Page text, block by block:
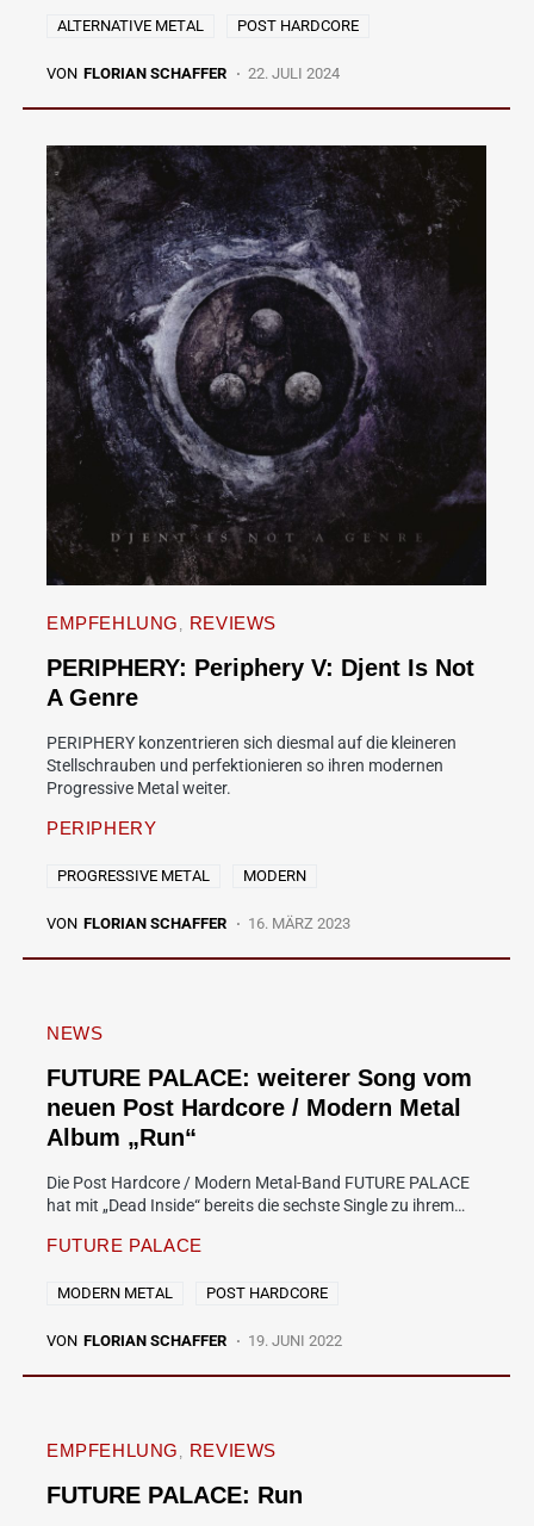
ALTERNATIVE METAL POST HARDCORE
VON FLORIAN SCHAFFER 22. JULI 2024
EMPFEHLUNG REVIEWS
PERIPHERY: Periphery V: Djent Is Not
A Genre
PERIPHERY konzentrieren sich diesmal auf die kleineren
Stellschrauben und perfektionieren so ihren modernen
Progressive Metal weiter.
PERIPHERY
PROGRESSIVE METAL MODERN
VON FLORIAN SCHAFFER 16. MÄRZ 2023
NEWS
FUTURE PALACE: weiterer Song vom
neuen Post Hardcore / Modern Metal
Album „Run“
Die Post Hardcore / Modern Metal-Band FUTURE PALACE
hat mit „Dead Inside“ bereits die sechste Single zu ihrem…
FUTURE PALACE
MODERN METAL POST HARDCORE
VON FLORIAN SCHAFFER 19. JUNI 2022
EMPFEHLUNG REVIEWS
FUTURE PALACE: Run